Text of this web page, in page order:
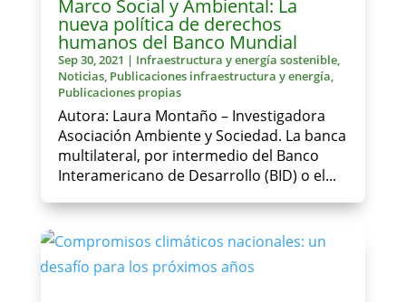
Marco Social y Ambiental: La
nueva política de derechos
humanos del Banco Mundial
Sep 30, 2021 | Infraestructura y energía sostenible,
Noticias, Publicaciones infraestructura y energía,
Publicaciones propias
Autora: Laura Montaño – Investigadora
Asociación Ambiente y Sociedad. La banca
multilateral, por intermedio del Banco
Interamericano de Desarrollo (BID) o el...